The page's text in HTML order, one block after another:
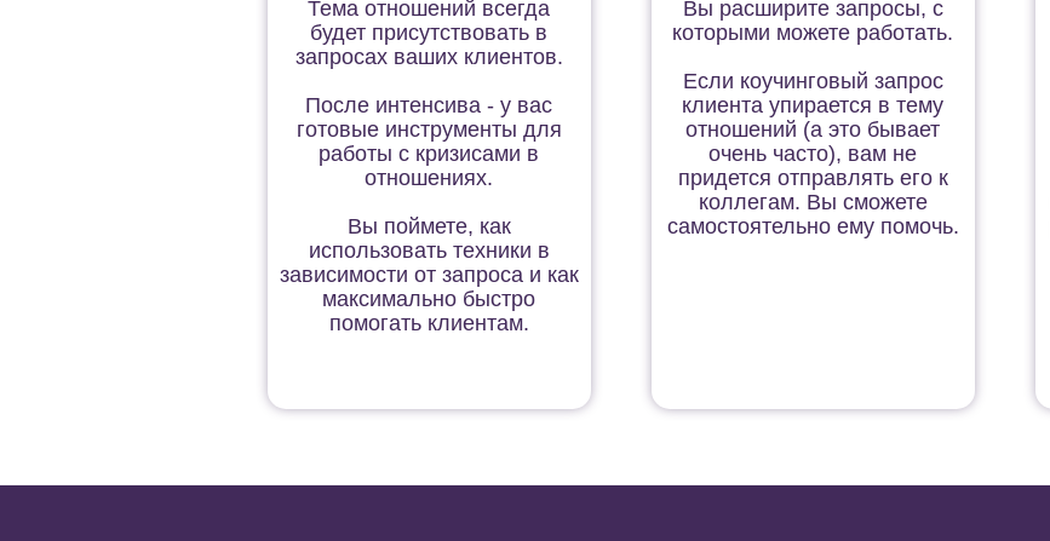
Тема отношений всегда
будет присутствовать в
запросах ваших клиентов.
После интенсива - у вас
готовые инструменты для
работы с кризисами в
отношениях.
Вы поймете, как
использовать техники в
зависимости от запроса и как
максимально быстро
помогать клиентам.
Вы расширите запросы, с
которыми можете работать.
Если коучинговый запрос
клиента упирается в тему
отношений (а это бывает
очень часто), вам не
придется отправлять его к
коллегам. Вы сможете
самостоятельно ему помочь.